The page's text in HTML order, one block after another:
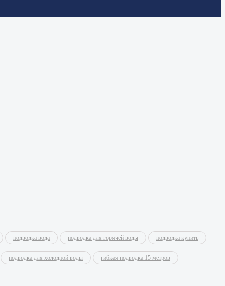
подводка вода подводка для горячей воды подводка купить
подводка для холодной воды гибкая подводка 15 метров